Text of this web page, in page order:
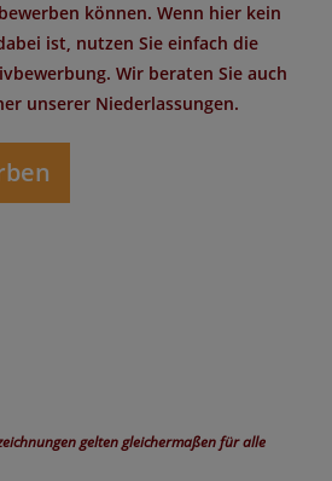
können. Wenn hier kein
ist, nutzen Sie einfach die
Wir beraten Sie auch
unserer Niederlassungen.
gelten gleichermaßen für alle